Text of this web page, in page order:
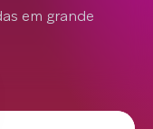
em grande